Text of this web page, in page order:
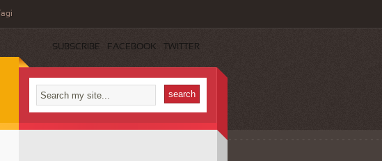
Tagi
SUBSCRIBE FACEBOOK TWITTER